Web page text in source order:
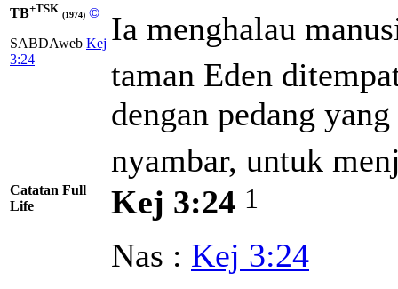
TB+TSK (1974) ©
SABDAweb Kej
3:24
Ia menghalau
taman Eden
dengan pedang
nyambar, untuk
Catatan Full
Life
Kej 3:24 1
Nas : Kej 3:24